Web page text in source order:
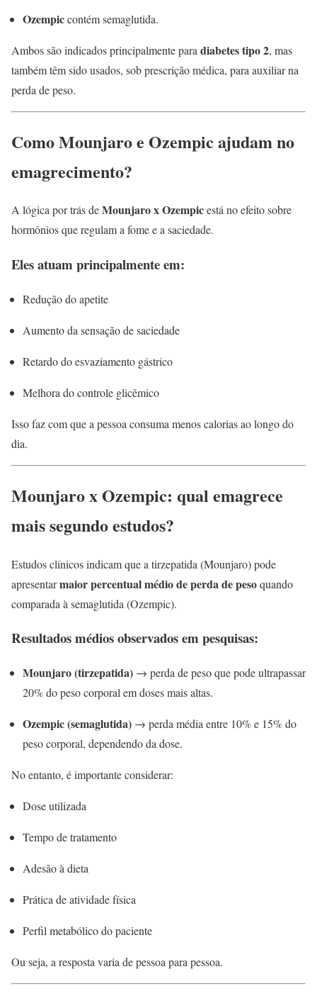
Ozempiccontém semaglutida.
Ambos são indicados principalmente para diabetes tipo 2, mas
também têm sido usados, sob prescrição médica, para auxiliar na
perda de peso.
Como Mounjaro e Ozempic ajudam no
emagrecimento?
A lógica por trás deMounjaro x Ozempicestá no efeito sobre
hormônios que regulam a fome e a saciedade.
Eles atuam principalmente em:
Redução do apetite
Aumento da sensação de saciedade
Retardo do esvaziamento gástrico
Melhora do controle glicêmico
Isso faz com que a pessoa consuma menos calorias ao longo do
dia.
Mounjaro x Ozempic: qual emagrece
mais segundo estudos?
Estudos clínicos indicam que a tirzepatida (Mounjaro) pode
apresentarmaior percentual médio de perda de pesoquando
comparada à semaglutida (Ozempic).
Resultados médios observados em pesquisas:
Mounjaro (tirzepatida) → perda de peso que pode ultrapassar
20% do peso corporal em doses mais altas.
Ozempic (semaglutida) → perda média entre 10% e 15% do
peso corporal, dependendo da dose.
No entanto, é importante considerar:
Dose utilizada
Tempo de tratamento
Adesão à dieta
Prática de atividade física
Perfil metabólico do paciente
Ou seja, a resposta varia de pessoa para pessoa.